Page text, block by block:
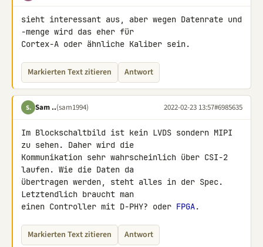
sieht interessant aus, aber wegen Datenrate und
-menge wird das eher für
Cortex-A oder ähnliche Kaliber sein.
Markierten Text zitieren Antwort
S. Sam ..(sam1994) 2022-02-23 13:57#6985635
Im Blockschaltbild ist kein LVDS sondern MIPI
zu sehen. Daher wird die
Kommunikation sehr wahrscheinlich über CSI-2
laufen. Wie die Daten da
übertragen werden, steht alles in der Spec.
Letztendlich braucht man
einen Controller mit D-PHY? oder FPGA.
Markierten Text zitieren Antwort